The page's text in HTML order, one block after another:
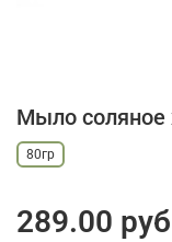
Мыло
80гр
289.00 руб